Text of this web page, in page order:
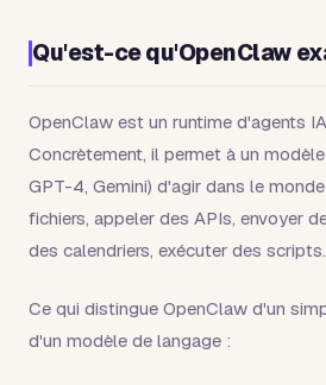
Qu'est-ce qu'OpenClaw
OpenClaw est un runtime d'agents
Concrètement, il permet à un
GPT-4, Gemini) d'agir dans le
fichiers, appeler des APIs, envoyer
des calendriers, exécuter des scripts.
Ce qui distingue OpenClaw d'un
d'un modèle de langage :